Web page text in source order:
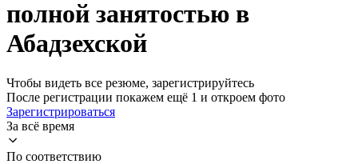
полной занятостью в
Абадзехской
Чтобы видеть все резюме, зарегистрируйтесь
После регистрации покажем ещё 1 и откроем фото
Зарегистрироваться
За всё время
По соответствию